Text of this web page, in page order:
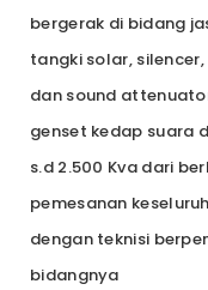
bergerak di bidang
tangki solar,
dan sound
genset kedap suara
s.d 2.500 Kva dari
pemesanan
dengan teknisi
bidangnya